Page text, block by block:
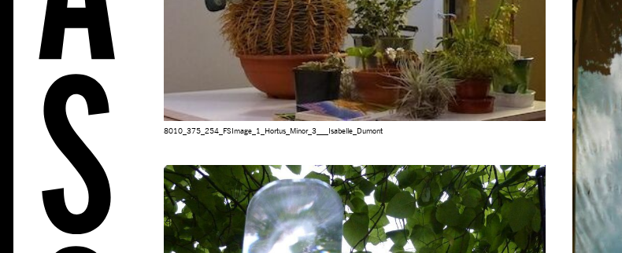
8010_375_254_FSImage_1_Hortus_Minor_3___Isabelle_Dumont